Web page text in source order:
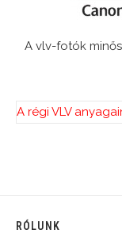
A vlv-fotók
A régi VLV
RÓLUNK